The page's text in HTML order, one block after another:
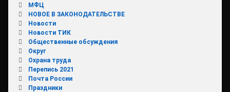
МФЦ
НОВОЕ В ЗАКОНОДАТЕЛЬСТВЕ
Новости
Новости ТИК
Общественные обсуждения
Округ
Охрана труда
Перепись 2021
Почта России
Праздники